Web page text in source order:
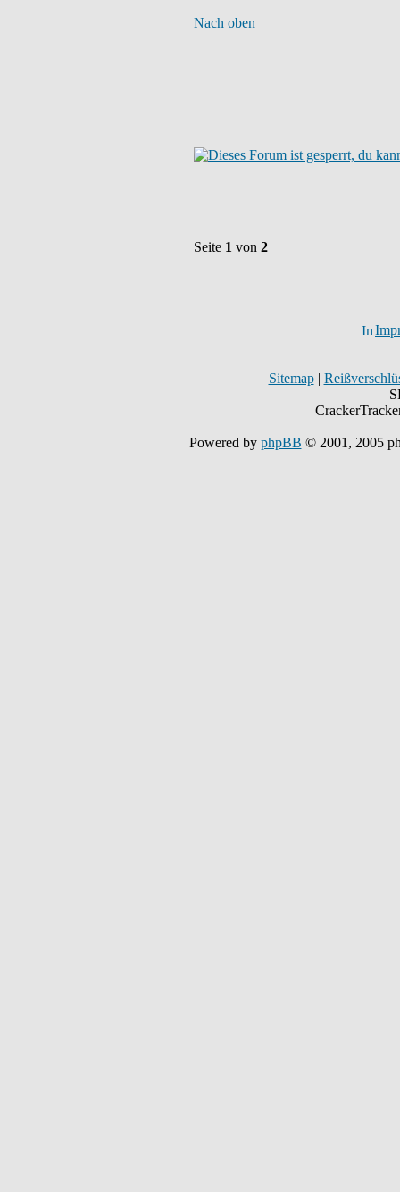
Nach oben
Seite 1 von 2
Sitemap|
Powered by phpBB © 2001, 2005